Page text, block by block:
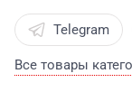
Telegram
Все товары